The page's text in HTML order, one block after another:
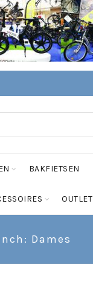
BAKFIETSEN
OUTLET
Dames